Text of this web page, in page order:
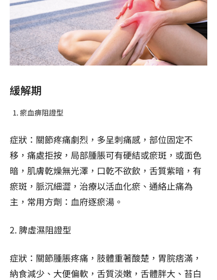
緩解期
瘀血痹阻證型
症狀：關節疼痛劇烈，多呈刺痛感，部位固定不
移，痛處拒按，局部腫脹可有硬結或瘀斑，或面色
暗，肌膚乾燥無光澤，口乾不欲飲，舌質紫暗，有
瘀斑，脈沉細澀，治療以活血化瘀、通絡止痛為
主，常用方劑：血府逐瘀湯。
2. 脾虛濕阻證型
症狀：關節腫脹疼痛，肢體重著酸楚，胃脘痞滿，
納食減少、大便偏軟，舌質淡嫩，舌體胖大、苔白